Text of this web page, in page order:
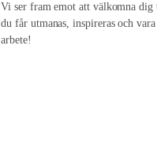
Vi ser fram emot att välkomna
du får utmanas, inspireras och
arbete!